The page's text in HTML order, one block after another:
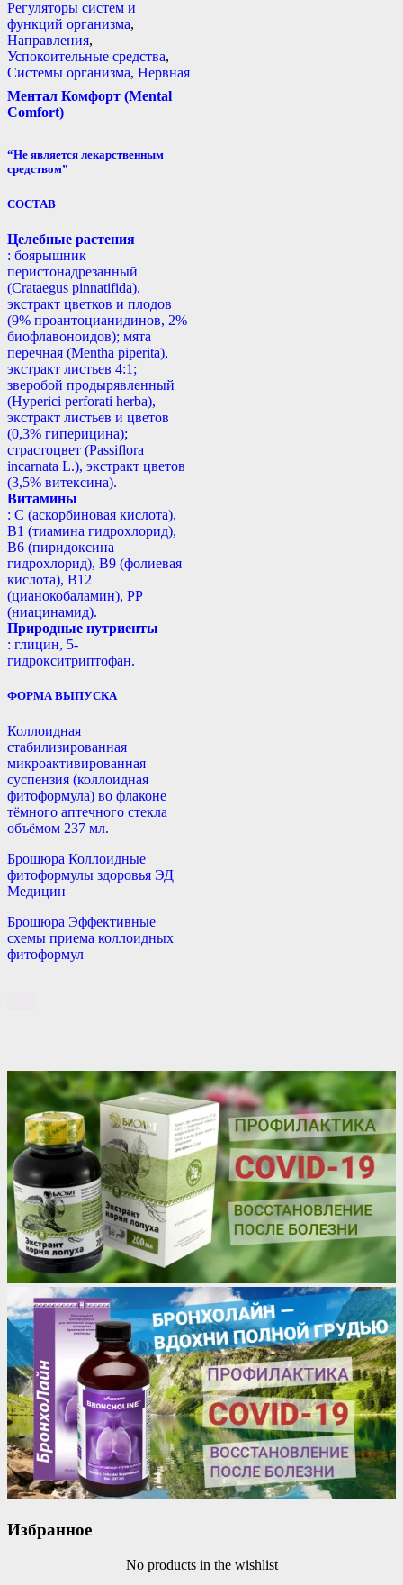
Регуляторы систем и
функций организма,
Направления,
Успокоительные средства,
Системы организма, Нервная
Ментал Комфорт (Mental
Comfort)
“Не является лекарственным
средством”
СОСТАВ
Целебные растения
: боярышник
перистонадрезанный
(Crataegus pinnatifida),
экстракт цветков и плодов
(9% проантоцианидинов, 2%
биофлавоноидов); мята
перечная (Mentha piperita),
экстракт листьев 4:1;
зверобой продырявленный
(Hyperici perforati herba),
экстракт листьев и цветов
(0,3% гиперицина);
страстоцвет (Passiflora
incarnata L.), экстракт цветов
(3,5% витексина).
Витамины
: С (аскорбиновая кислота),
B1 (тиамина гидрохлорид),
B6 (пиридоксина
гидрохлорид), B9 (фолиевая
кислота), В12
(цианокобаламин), РР
(ниацинамид).
Природные нутриенты
: глицин, 5-
гидрокситриптофан.
ФОРМА ВЫПУСКА
Коллоидная
стабилизированная
микроактивированная
суспензия (коллоидная
фитоформула) во флаконе
тёмного аптечного стекла
объёмом 237 мл.
Брошюра Коллоидные
фитоформулы здоровья ЭД
Медицин
Брошюра Эффективные
схемы приема коллоидных
фитоформул
Избранное
No products in the wishlist